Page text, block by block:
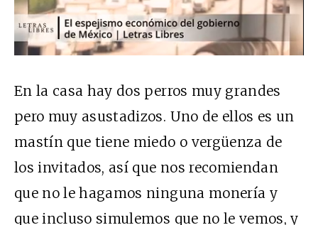
En la casa hay dos perros muy grandes
pero muy asustadizos. Uno de ellos es un
mastín que tiene miedo o vergüenza de
los invitados, así que nos recomiendan
que no le hagamos ninguna monería y
que incluso simulemos que no le vemos, y